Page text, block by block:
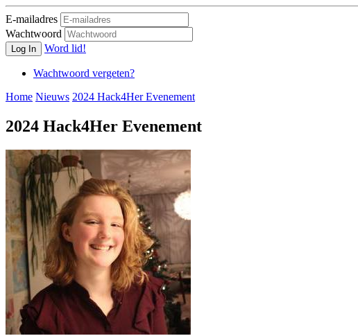
E-mailadres
Wachtwoord
Log In Word lid!
Wachtwoord vergeten?
Home Nieuws 2024 Hack4Her Evenement
2024 Hack4Her Evenement